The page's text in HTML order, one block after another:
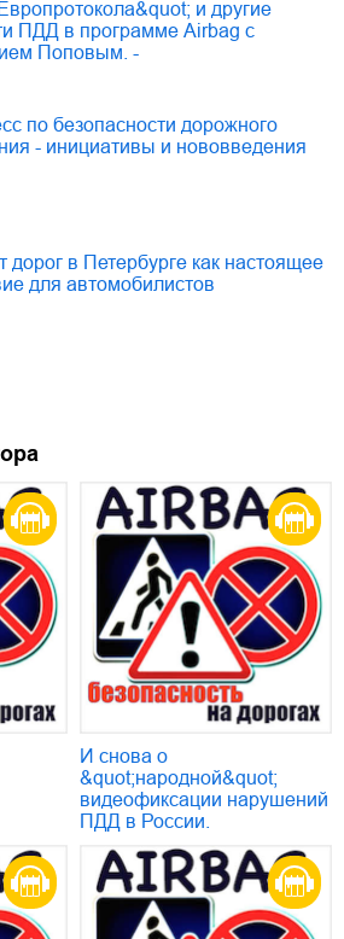
и другие
ПДД в программе Airbag с
Поповым. -
по безопасности дорожного
- инициативы и нововведения
дорог в Петербурге как настоящее
для автомобилистов
И снова о
&quot;народной&quot;
видеофиксации нарушений
ПДД в России.